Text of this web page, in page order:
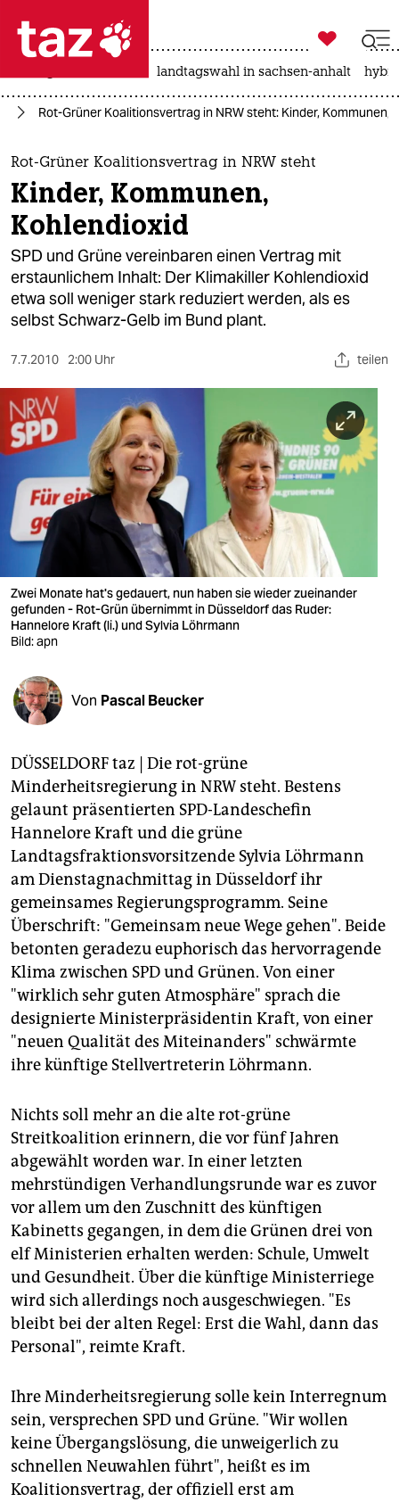
 taz zahl ich
taz zahl ich
themen
politik
öko
gesellschaft
kultur
sport
berlin
nord
wahrheit
verlag
verlag
veranstaltungen
shop
unterstützen
genossenschaft
epaper login

taz zahl ich
landtagswahl in sachsen-anhalt
Rot-Grüner Koalitionsvertrag in NRW steht: Kinder, Kommunen,
Rot-Grüner Koalitionsvertrag in NRW steht
Kinder, Kommunen,
Kohlendioxid
SPD und Grüne vereinbaren einen Vertrag mit
erstaunlichem Inhalt: Der Klimakiller Kohlendioxid
etwa soll weniger stark reduziert werden, als es
selbst Schwarz-Gelb im Bund plant.
7.7.2010 2:00 Uhr teilen
Zwei Monate hat's gedauert, nun haben sie wieder zueinander
gefunden - Rot-Grün übernimmt in Düsseldorf das Ruder:
Hannelore Kraft (li.) und Sylvia Löhrmann
Bild: apn
Von Pascal Beucker
DÜSSELDORF taz | Die rot-grüne
Minderheitsregierung in NRW steht. Bestens
gelaunt präsentierten SPD-Landeschefin
Hannelore Kraft und die grüne
Landtagsfraktionsvorsitzende Sylvia Löhrmann
am Dienstagnachmittag in Düsseldorf ihr
gemeinsames Regierungsprogramm. Seine
Überschrift: "Gemeinsam neue Wege gehen". Beide
betonten geradezu euphorisch das hervorragende
Klima zwischen SPD und Grünen. Von einer
"wirklich sehr guten Atmosphäre" sprach die
designierte Ministerpräsidentin Kraft, von einer
"neuen Qualität des Miteinanders" schwärmte
ihre künftige Stellvertreterin Löhrmann.
Nichts soll mehr an die alte rot-grüne
Streitkoalition erinnern, die vor fünf Jahren
abgewählt worden war. In einer letzten
mehrstündigen Verhandlungsrunde war es zuvor
vor allem um den Zuschnitt des künftigen
Kabinetts gegangen, in dem die Grünen drei von
elf Ministerien erhalten werden: Schule, Umwelt
und Gesundheit. Über die künftige Ministerriege
wird sich allerdings noch ausgeschwiegen. "Es
bleibt bei der alten Regel: Erst die Wahl, dann das
Personal", reimte Kraft.
Ihre Minderheitsregierung solle kein Interregnum
sein, versprechen SPD und Grüne. "Wir wollen
keine Übergangslösung, die unweigerlich zu
schnellen Neuwahlen führt", heißt es im
Koalitionsvertrag, der offiziell erst am